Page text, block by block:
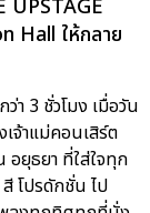
UPSTAGE
Hall ให้กลาย
3 ชั่วโมง เมื่อวัน
จ้าแม่คอนเสิร์ต
ยุธยา ที่ใส่ใจทุก
โปรดักชั่น ไป